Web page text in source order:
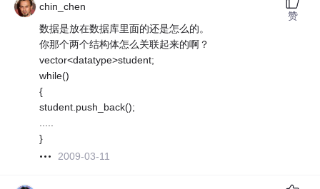
chin_chen
数据是放在数据库里面的还是怎么的。
你那个两个结构体怎么关联起来的啊？
vector<datatype>student;
while()
{
student.push_back();
.....
}
2009-03-11
赞